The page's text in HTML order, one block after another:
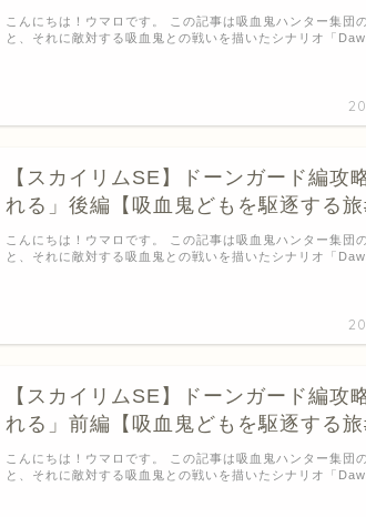
こんにちは！ウマロです。 この記事は吸血鬼ハンター集団
と、それに敵対する吸血鬼との戦いを描いたシナリオ「
【スカイリムSE】ドーンガード編攻
れる」後編【吸血鬼どもを駆逐する旅
こんにちは！ウマロです。 この記事は吸血鬼ハンター集団
と、それに敵対する吸血鬼との戦いを描いたシナリオ「
【スカイリムSE】ドーンガード編攻
れる」前編【吸血鬼どもを駆逐する旅
こんにちは！ウマロです。 この記事は吸血鬼ハンター集団
と、それに敵対する吸血鬼との戦いを描いたシナリオ「